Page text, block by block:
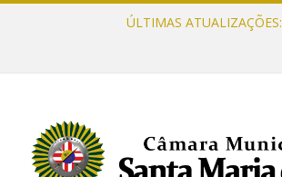
ÚLTIMAS ATUALIZAÇÕES: